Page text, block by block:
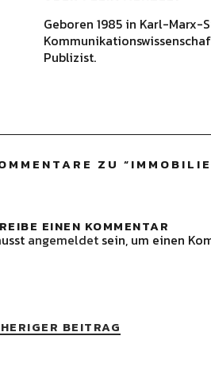
Geboren 1985 in Karl-
Publizist.
ZU “
EINEN KOMMENTAR
angemeldet sein, um einen
BEITRAG